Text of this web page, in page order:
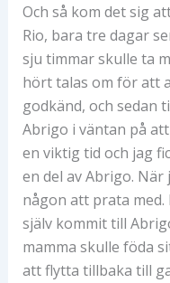
Och så kom det sig
Rio, bara tre dagar
sju timmar skulle ta
hört talas om för att
godkänd, och sedan
Abrigo i väntan på
en viktig tid och jag
en del av Abrigo.
någon att prata med.
själv kommit till
mamma skulle föda
att flytta tillbaka till